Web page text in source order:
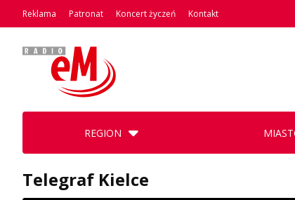
Reklama Patronat Koncert życzeń Kontakt
REGION
Telegraf Kielce